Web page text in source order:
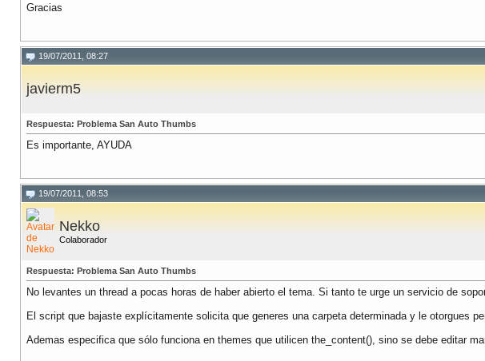
Gracias
19/07/2011, 08:27
javierm5
Respuesta: Problema San Auto Thumbs
Es importante, AYUDA
19/07/2011, 08:53
Nekko
Colaborador
Respuesta: Problema San Auto Thumbs
No levantes un thread a pocas horas de haber abierto el tema. Si tanto te urge un servicio de
El script que bajaste explícitamente solicita que generes una carpeta determinada y le otorgues
Ademas especifica que sólo funciona en themes que utilicen the_content(), sino se debe editar